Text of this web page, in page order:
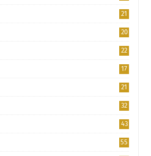
21
20
22
17
21
32
43
55